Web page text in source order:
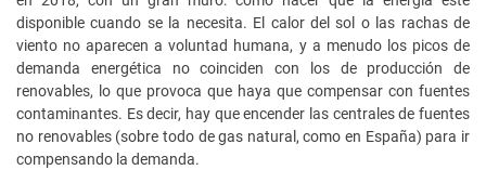
disponible cuando se la necesita. El calor del sol o las rachas de
viento no aparecen a voluntad humana, y a menudo los picos de
demanda energética no coinciden con los de producción de
renovables, lo que provoca que haya que compensar con fuentes
contaminantes. Es decir, hay que encender las centrales de fuentes
no renovables (sobre todo de gas natural, como en España) para ir
compensando la demanda.